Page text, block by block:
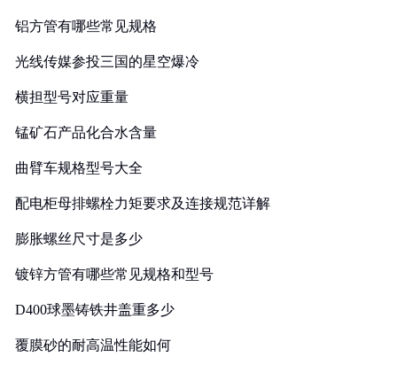
铝方管有哪些常见规格
光线传媒参投三国的星空爆冷
横担型号对应重量
锰矿石产品化合水含量
曲臂车规格型号大全
配电柜母排螺栓力矩要求及连接规范详解
膨胀螺丝尺寸是多少
镀锌方管有哪些常见规格和型号
D400球墨铸铁井盖重多少
覆膜砂的耐高温性能如何